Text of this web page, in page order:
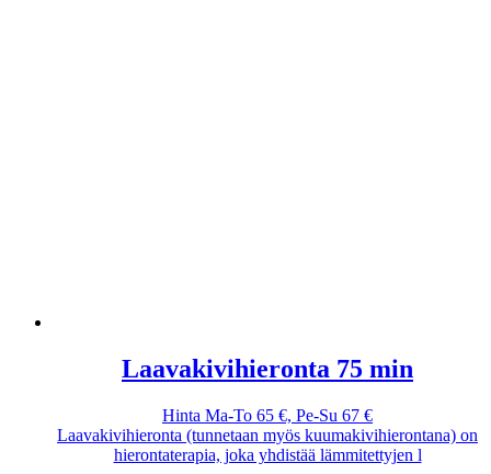
Laavakivihieronta 75 min
Hinta Ma-To 65 €, Pe-Su 67 €
Laavakivihieronta (tunnetaan myös kuumakivihierontana) on
hierontaterapia, joka yhdistää lämmitettyjen l